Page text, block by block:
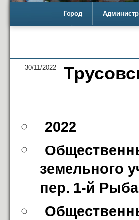
Город
30/11/2022
2022
земельного
пер. 1-й